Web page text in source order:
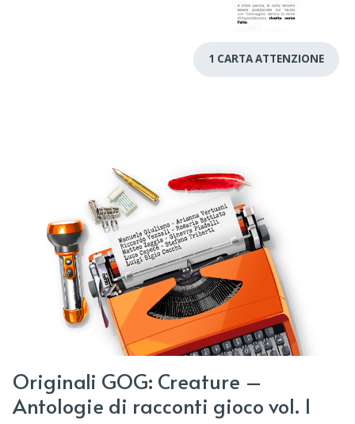
1 CARTA ATTENZIONE
Originali GOG: Creature –
Antologie di racconti gioco vol. 1